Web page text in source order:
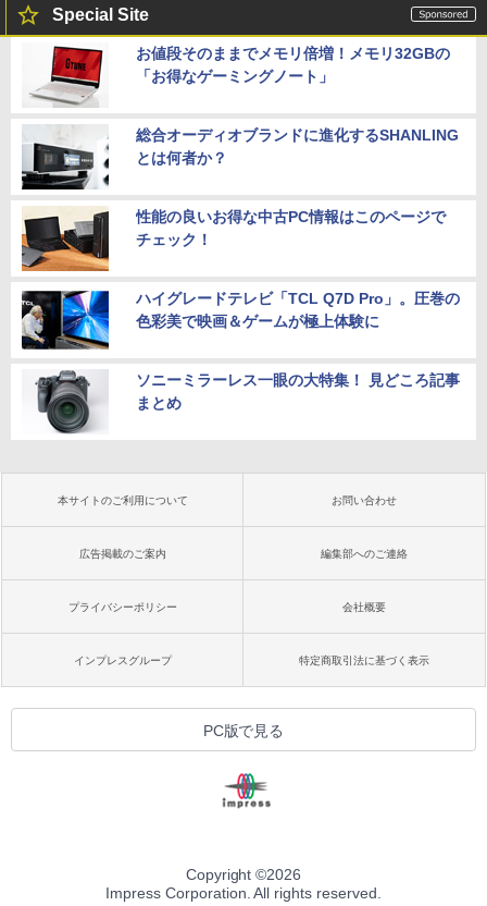
Special Site
お値段そのままでメモリ倍増！メモリ32GBの
「お得なゲーミングノート」
総合オーディオブランドに進化するSHANLING
とは何者か？
性能の良いお得な中古PC情報はこのページで
チェック！
ハイグレードテレビ「TCL Q7D Pro」。圧巻の
色彩美で映画＆ゲームが極上体験に
ソニーミラーレス一眼の大特集！ 見どころ記事
まとめ
本サイトのご利用について お問い合わせ
広告掲載のご案内 編集部へのご連絡
プライバシーポリシー 会社概要
インプレスグループ 特定商取引法に基づく表示
PC版で見る
Copyright ©2026
Impress Corporation. All rights reserved.